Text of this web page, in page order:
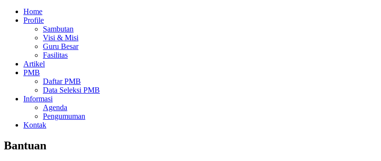
Home
Profile
Sambutan
Visi & Misi
Guru Besar
Fasilitas
Artikel
PMB
Daftar PMB
Data Seleksi PMB
Informasi
Agenda
Pengumuman
Kontak
Bantuan